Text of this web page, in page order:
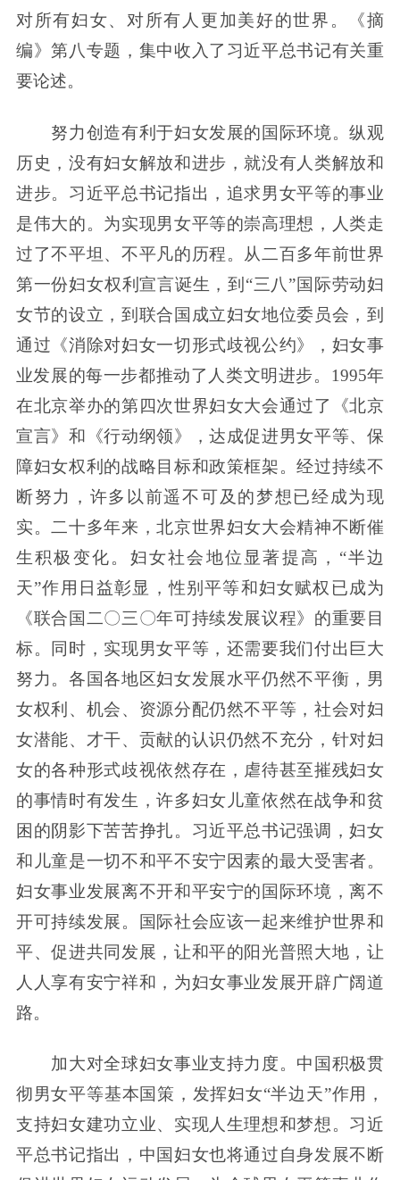
对所有妇女、对所有人更加美好的世界。《摘
编》第八专题，集中收入了习近平总书记有关重
要论述。
努力创造有利于妇女发展的国际环境。纵观
历史，没有妇女解放和进步，就没有人类解放和
进步。习近平总书记指出，追求男女平等的事业
是伟大的。为实现男女平等的崇高理想，人类走
过了不平坦、不平凡的历程。从二百多年前世界
第一份妇女权利宣言诞生，到“三八”国际劳动妇
女节的设立，到联合国成立妇女地位委员会，到
通过《消除对妇女一切形式歧视公约》，妇女事
业发展的每一步都推动了人类文明进步。1995年
在北京举办的第四次世界妇女大会通过了《北京
宣言》和《行动纲领》，达成促进男女平等、保
障妇女权利的战略目标和政策框架。经过持续不
断努力，许多以前遥不可及的梦想已经成为现
实。二十多年来，北京世界妇女大会精神不断催
生积极变化。妇女社会地位显著提高，“半边
天”作用日益彰显，性别平等和妇女赋权已成为
《联合国二〇三〇年可持续发展议程》的重要目
标。同时，实现男女平等，还需要我们付出巨大
努力。各国各地区妇女发展水平仍然不平衡，男
女权利、机会、资源分配仍然不平等，社会对妇
女潜能、才干、贡献的认识仍然不充分，针对妇
女的各种形式歧视依然存在，虐待甚至摧残妇女
的事情时有发生，许多妇女儿童依然在战争和贫
困的阴影下苦苦挣扎。习近平总书记强调，妇女
和儿童是一切不和平不安宁因素的最大受害者。
妇女事业发展离不开和平安宁的国际环境，离不
开可持续发展。国际社会应该一起来维护世界和
平、促进共同发展，让和平的阳光普照大地，让
人人享有安宁祥和，为妇女事业发展开辟广阔道
路。
加大对全球妇女事业支持力度。中国积极贯
彻男女平等基本国策，发挥妇女“半边天”作用，
支持妇女建功立业、实现人生理想和梦想。习近
平总书记指出，中国妇女也将通过自身发展不断